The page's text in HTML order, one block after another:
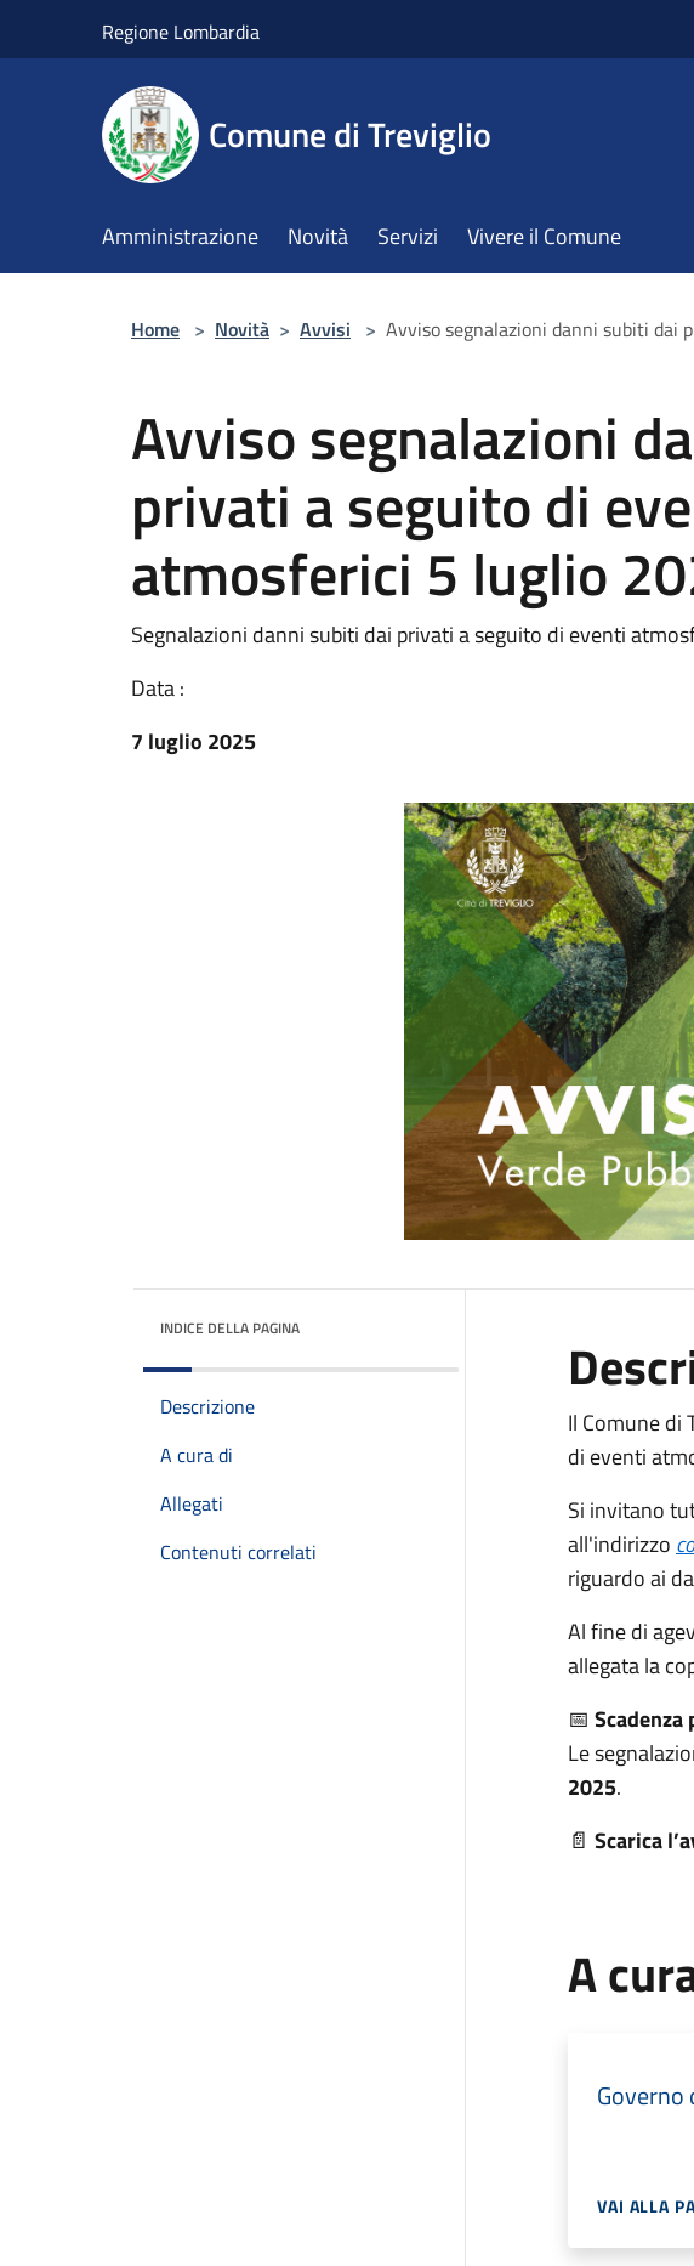
Regione Lombardia
Comune di Treviglio
Amministrazione Novità Servizi Vivere il Comune
Home > Novità > Avvisi > Avviso segnalazioni danni subiti
Avviso segnalazioni
privati a seguito di
atmosferici 5 luglio
Segnalazioni danni subiti dai privati a seguito di eventi
Data :
7 luglio 2025
INDICE DELLA PAGINA
Descrizione
A cura di
Allegati
Contenuti correlati
Il Comune di
di eventi
Si invitano
all'indirizzo
riguardo ai
Al fine di
allegata la
📅
Le
2025.
📄 Scarica
A
VAI ALLA